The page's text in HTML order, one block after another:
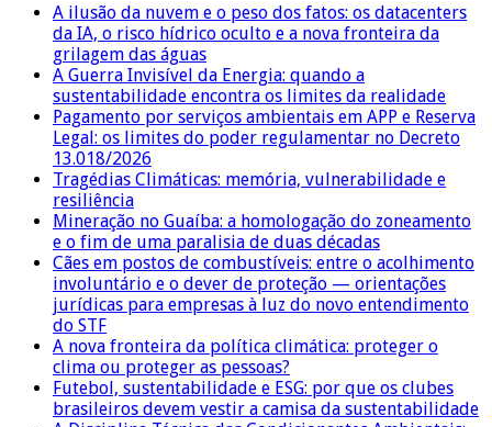
A ilusão da nuvem e o peso dos fatos: os datacenters
da IA, o risco hídrico oculto e a nova fronteira da
grilagem das águas
A Guerra Invisível da Energia: quando a
sustentabilidade encontra os limites da realidade
Pagamento por serviços ambientais em APP e Reserva
Legal: os limites do poder regulamentar no Decreto
13.018/2026
Tragédias Climáticas: memória, vulnerabilidade e
resiliência
Mineração no Guaíba: a homologação do zoneamento
e o fim de uma paralisia de duas décadas
Cães em postos de combustíveis: entre o acolhimento
involuntário e o dever de proteção — orientações
jurídicas para empresas à luz do novo entendimento
do STF
A nova fronteira da política climática: proteger o
clima ou proteger as pessoas?
Futebol, sustentabilidade e ESG: por que os clubes
brasileiros devem vestir a camisa da sustentabilidade